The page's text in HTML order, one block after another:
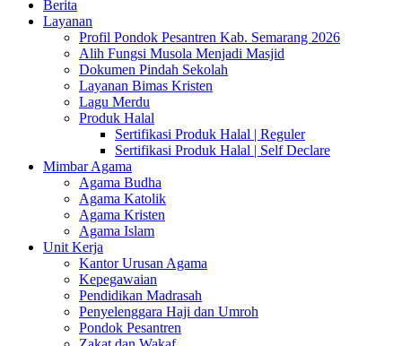
Berita
Layanan
Profil Pondok Pesantren Kab. Semarang 2026
Alih Fungsi Musola Menjadi Masjid
Dokumen Pindah Sekolah
Layanan Bimas Kristen
Lagu Merdu
Produk Halal
Sertifikasi Produk Halal | Reguler
Sertifikasi Produk Halal | Self Declare
Mimbar Agama
Agama Budha
Agama Katolik
Agama Kristen
Agama Islam
Unit Kerja
Kantor Urusan Agama
Kepegawaian
Pendidikan Madrasah
Penyelenggara Haji dan Umroh
Pondok Pesantren